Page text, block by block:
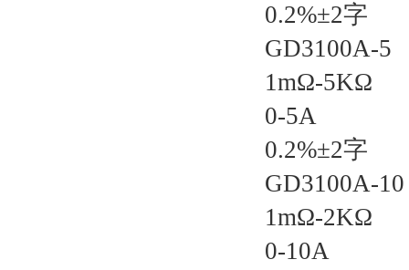
0.2%±2字
GD3100A-5
1mΩ-5KΩ
0-5A
0.2%±2字
GD3100A-10
1mΩ-2KΩ
0-10A